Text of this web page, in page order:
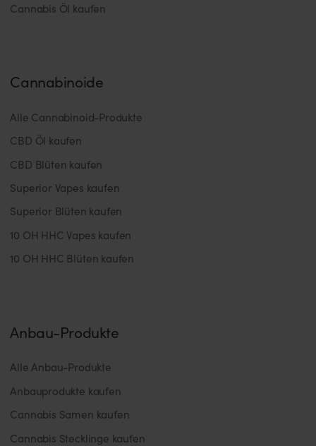
Cannabis Öl kaufen
Cannabinoide
Alle Cannabinoid-Produkte
CBD Öl kaufen
CBD Blüten kaufen
Superior Vapes kaufen
Superior Blüten kaufen
10 OH HHC Vapes kaufen
10 OH HHC Blüten kaufen
Anbau-Produkte
Alle Anbau-Produkte
Anbauprodukte kaufen
Cannabis Samen kaufen
Cannabis Stecklinge kaufen